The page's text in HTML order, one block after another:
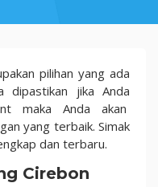
pilihan yang ada
jika Anda
maka Anda akan
yang terbaik. Simak
dan terbaru.
Cirebon